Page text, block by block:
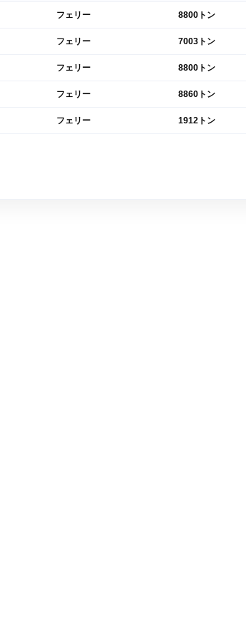
フェリー 8800トン
フェリー 7003トン
フェリー 8800トン
フェリー 8860トン
フェリー 1912トン